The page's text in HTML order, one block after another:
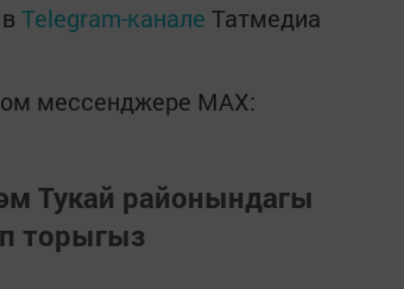
Telegram-канале Татмедиа
мессенджере MАХ:
Тукай районындагы
торыгыз